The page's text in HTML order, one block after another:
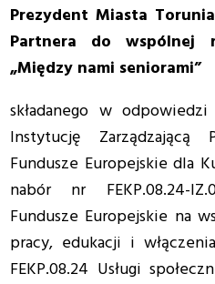
Prezydent Miasta
Partnera do wspólnej
„Między nami seniorami”
składanego w
Instytucję Zarządzającą
Fundusze Europejskie dla
nabór nr FEKP.08.24-
Fundusze Europejskie na
pracy, edukacji i
FEKP.08.24 Usługi